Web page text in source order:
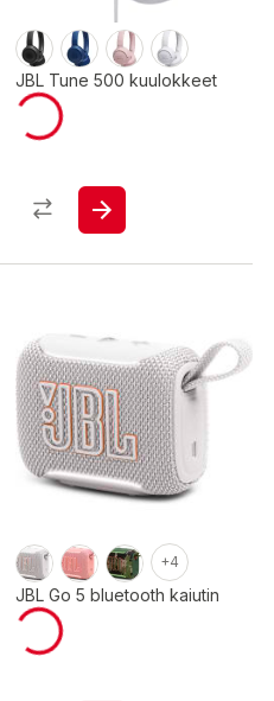
JBL Tune 500 kuulokkeet
+4
JBL Go 5 bluetooth kaiutin